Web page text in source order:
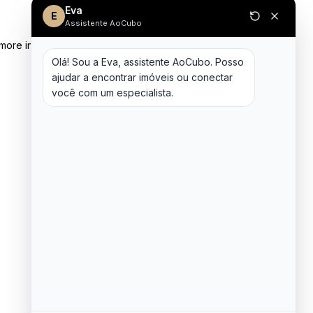
information)
E Eva
Assistente AoCubo
Olá! Sou a Eva, assistente AoCubo. Posso
ajudar a encontrar imóveis ou conectar
você com um especialista.